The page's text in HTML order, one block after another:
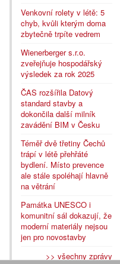
Venkovní rolety v létě: 5
chyb, kvůli kterým doma
zbytečně trpíte vedrem
Wienerberger s.r.o.
zveřejňuje hospodářský
výsledek za rok 2025
ČAS rozšířila Datový
standard stavby a
dokončila další milník
zavádění BIM v Česku
Téměř dvě třetiny Čechů
trápí v létě přehřáté
bydlení. Místo prevence
ale stále spoléhají hlavně
na větrání
Památka UNESCO i
komunitní sál dokazují, že
moderní materiály nejsou
jen pro novostavby
>> všechny zprávy